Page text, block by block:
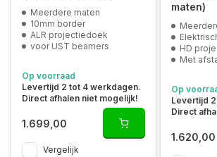
Meerdere maten
10mm border
ALR projectiedoek
voor UST beamers
Op voorraad
Levertijd 2 tot 4 werkdagen.
Direct afhalen niet mogelijk!
1.699,00
Vergelijk
maten)
HD
Met
Op
Levertijd
Direct
1.620,00